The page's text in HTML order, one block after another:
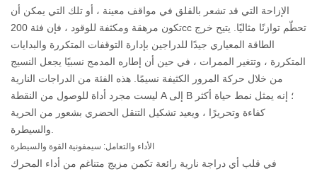
الإزاحة التي قد تشعر بالقلق في مواقف معينة ، أو تلك التي يمكن أن
تكون مرهقة ومكثفة للوقود ، فإن فئة 200cc تحطّم توازنًا مثاليًا. يتيح خرج
الطاقة المعياري جيدًا للدراجين بإدارة التوقفات المتكررة والبدايات
المتكررة ، وتتغير الممرات ، في حين أن إطاره المدمج نسبيًا يجعل النسيج
من خلال حركة المرور الكثيفة نسيمًا. هذه الفئة من الدراجات النارية
ليست مجرد أداة للوصول من النقطة A إلى B ؛ إنه يمثل نمط حياة أكثر
كفاءة وتحريرًا ، ويعيد تشكيل التنقل الحضري بشعور من الحرية
الأداء والتعامل: سيمفونية القوة والسيطرة
في قلب أي دراجة نارية رائعة تكمن مزيج متناغم من أداء المحرك